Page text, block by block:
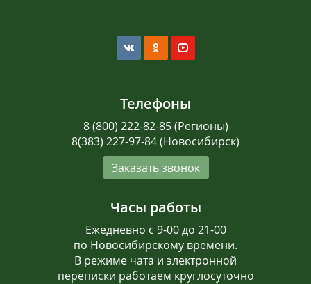
Телефоны
8 (800) 222-82-85 (Регионы)
8(383) 227-97-84 (Новосибирск)
Заказать звонок
Часы работы
Ежедневно с 9-00 до 21-00
по Новосибирскому времени.
В режиме чата и электронной
переписки работаем круглосуточно